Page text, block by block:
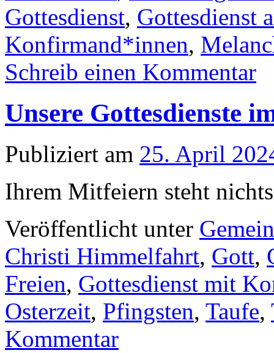
Gottesdienst, Gottesdienst
Konfirmand*innen,
Schreib einen Kommentar
Unsere Gottesdienste
Publiziert am 25. April
Ihrem Mitfeiern steht
Veröffentlicht unter
Christi Himmelfahrt, Gott,
Freien, Gottesdienst mit
Osterzeit, Pfingsten, Taufe,
Kommentar